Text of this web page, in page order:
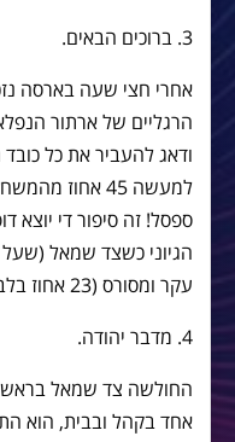
3. ברוכים הבאים.
אחרי חצי שעה בארסה
הרגליים של ארתור
ודאג להעביר את כל
למעשה 45
ספסל! זה סיפור די יוצא
הגיוני כשצד שמאל
עקר ומסורס (23 אחוז בלבד מהמשחק של בארסה עבר שם).
4. מדבר יהודה.
החולשה צד שמאל
אחד בקהל ובבית, הוא